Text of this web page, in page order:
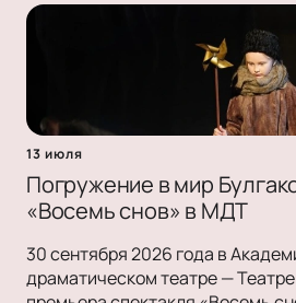
13 июля
Погружение в мир
«Восемь снов» в МДТ
30 сентября 2026 года в
драматическом театре —